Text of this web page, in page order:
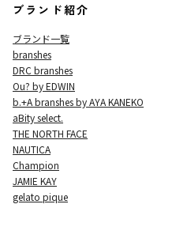
ブランド紹介
ブランド一覧
branshes
DRC branshes
Ou? by EDWIN
b.+A branshes by AYA KANEKO
aBity select.
THE NORTH FACE
NAUTICA
Champion
JAMIE KAY
gelato pique